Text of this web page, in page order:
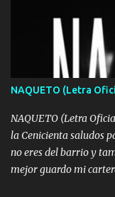
❌
Uno pues Hallamos
Error Y me sacudo El
No me falta Pero
Bien Regido Por mis
Abajo y me costó
Regalado Me Super
Todo Siempre a
NAQUETO (Letra
NAQUETO (Letra
la Cenicienta saludos
no eres del barrio y
mejor guardo mi